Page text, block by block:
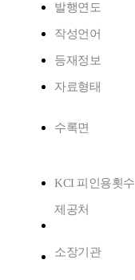
발행연도
작성언어
등재정보
자료형태
수록면
KCI 피인용횟수
제공처
소장기관